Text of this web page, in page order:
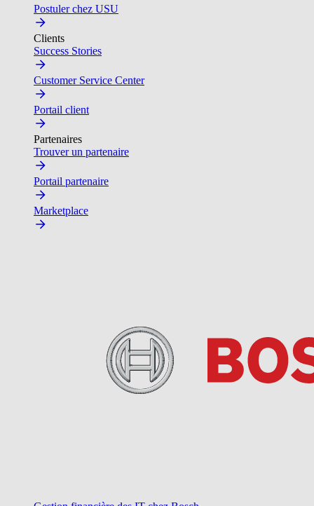
Postuler chez USU
Clients
Success Stories
Customer Service Center
Portail client
Partenaires
Trouver un partenaire
Portail partenaire
Marketplace